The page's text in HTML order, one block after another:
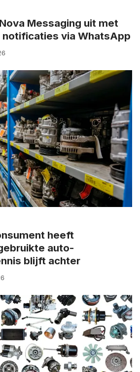
Messaging uit met
notificaties via WhatsApp
heeft
auto-
blijft achter